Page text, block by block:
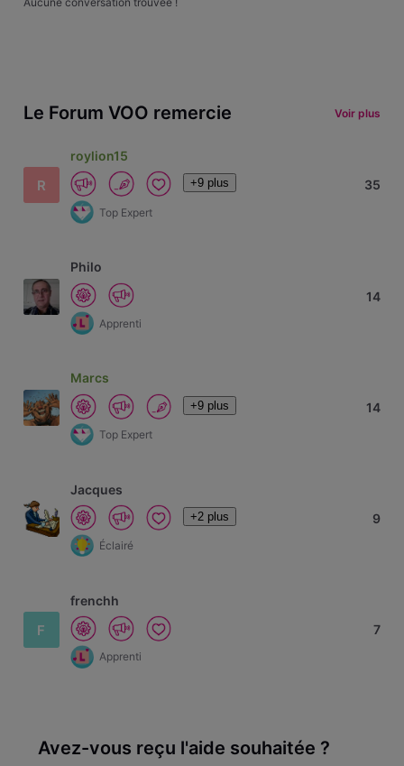
Le Forum VOO remercie Voir plus
R
roylion15
+9 plus
Top Expert
35
Philo
Apprenti
14
Marcs
+9 plus
Top Expert
14
Jacques
+2 plus
Éclairé
9
F
frenchh
Apprenti
7
Avez-vous reçu l'aide souhaitée ?